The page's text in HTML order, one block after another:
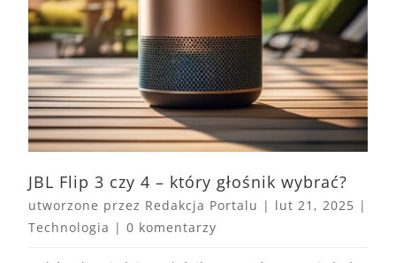
JBL Flip 3 czy 4 – który głośnik wybrać?
utworzone przez Redakcja Portalu | lut 21, 2025 |
Technologia |0 komentarzy